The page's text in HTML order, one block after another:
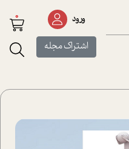
ورود
اشتراک مجله
0